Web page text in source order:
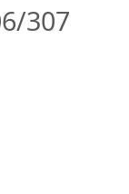
307